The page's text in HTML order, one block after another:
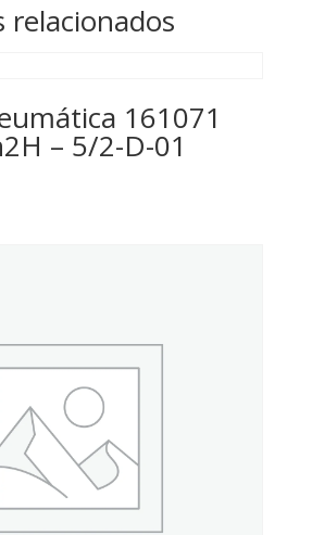
relacionados
161071
– 5/2-D-01